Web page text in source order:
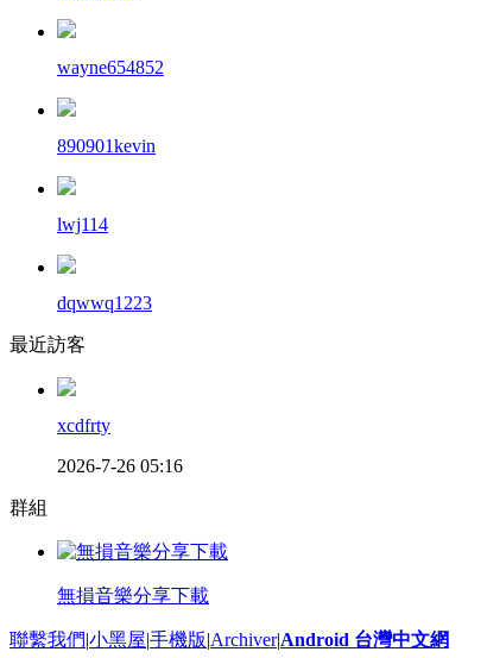
wayne654852
890901kevin
lwj114
dqwwq1223
最近訪客
xcdfrty
2026-7-26 05:16
群組
無損音樂分享下載
聯繫我們|小黑屋|手機版|Archiver|Android 台灣中文網